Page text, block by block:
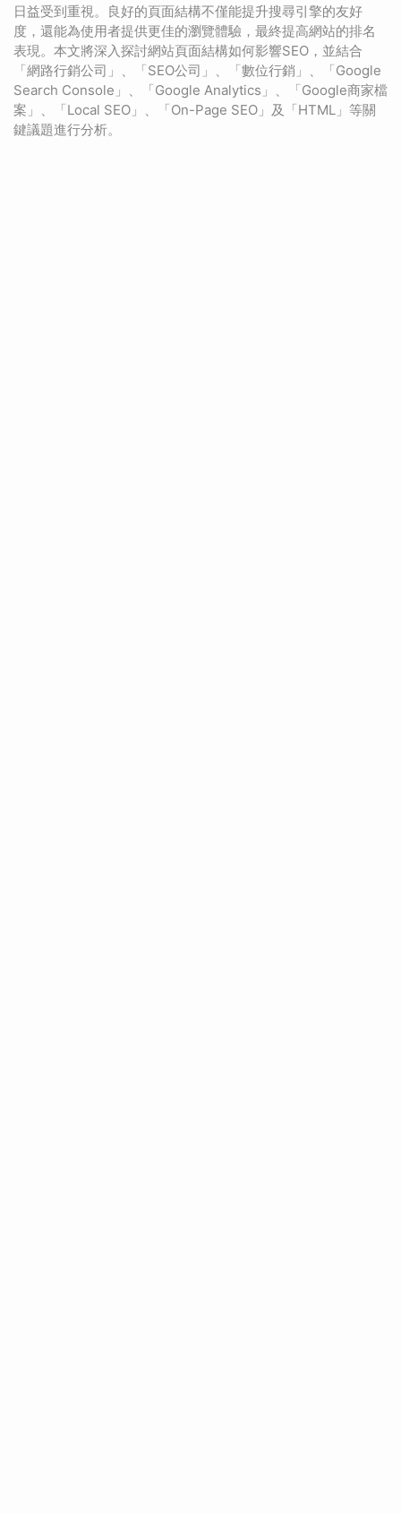
日益受到重視。良好的頁面結構不僅能提升搜尋引擎的友好
度，還能為使用者提供更佳的瀏覽體驗，最終提高網站的排名
表現。本文將深入探討網站頁面結構如何影響SEO，並結合
「網路行銷公司」、「SEO公司」、「數位行銷」、「Google
Search Console」、「Google Analytics」、「Google商家檔
案」、「Local SEO」、「On-Page SEO」及「HTML」等關
鍵議題進行分析。